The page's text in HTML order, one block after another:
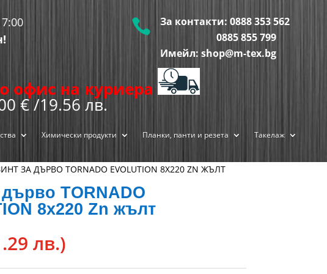
 За контакти:0888 353 562
0885 855799
Имейл: shop@m-tex.bg
офис на куриера
€ /19.56 лв.
Химически продукти Планки, панти и резета Такелаж
ЗА ДЪРВО TORNADO EVOLUTION 8Х220 ZN ЖЪЛТ
TORNADO
8х220 Zn жълт
лв.)